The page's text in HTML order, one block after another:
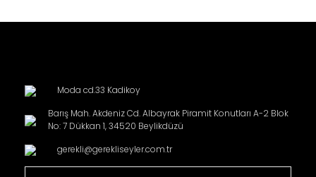
Moda cd.33 Kadikoy
Barış Mah. Akdeniz Cd. Albayrak Piramit Konutları A-2 Blok
No: 7 Dükkan 1, 34520 Beylikdüzü
gerekli@gerekliseyler.com.tr